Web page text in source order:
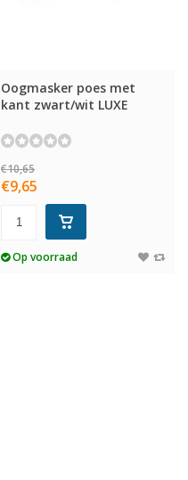
Oogmasker poes met
kant zwart/wit LUXE
€10,65
€9,65
Op voorraad